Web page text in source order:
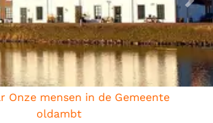
Onze mensen in de Gemeente
oldambt